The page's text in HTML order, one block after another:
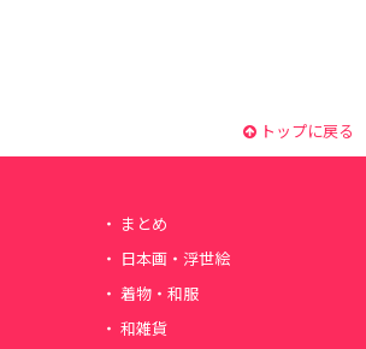
トップに戻る
まとめ
日本画・浮世絵
着物・和服
和雑貨